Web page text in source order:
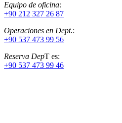
Equipo de oficina:
+90 212 327 26 87
Operaciones en Dept.:
+90 537 473 99 56
Reserva DepT es:
+90 537 473 99 46